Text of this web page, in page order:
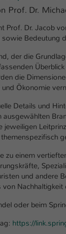
Prof. Dr.
Prof. Dr. Jacob
Bedeutung
der die
die
Ökonomie
Details und
ausgewählten
jeweiligen
zu einem
und andere
Nachhaltigkeit
oder beim
https://